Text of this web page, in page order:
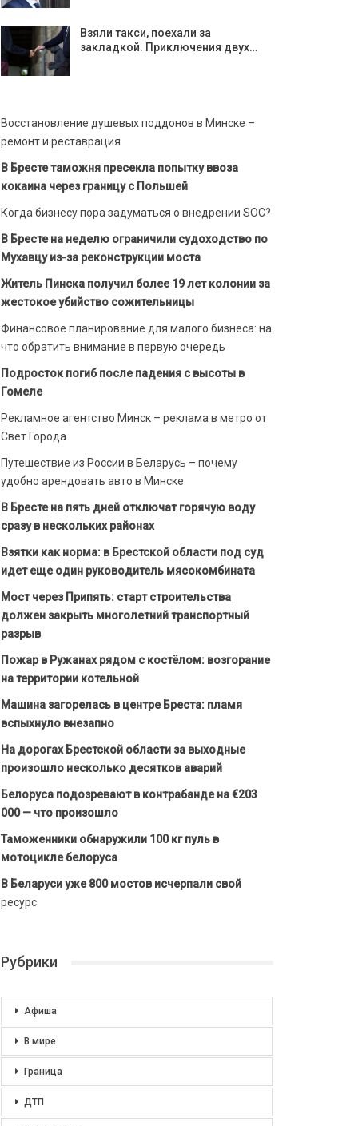
Взяли такси, поехали за
закладкой. Приключения двух…
Восстановление душевых поддонов в Минске –
ремонт и реставрация
В Бресте таможня пресекла попытку ввоза
кокаина через границу с Польшей
Когда бизнесу пора задуматься о внедрении SOC?
В Бресте на неделю ограничили судоходство по
Мухавцу из-за реконструкции моста
Житель Пинска получил более 19 лет колонии за
жестокое убийство сожительницы
Финансовое планирование для малого бизнеса: на
что обратить внимание в первую очередь
Подросток погиб после падения с высоты в
Гомеле
Рекламное агентство Минск – реклама в метро от
Свет Города
Путешествие из России в Беларусь – почему
удобно арендовать авто в Минске
В Бресте на пять дней отключат горячую воду
сразу в нескольких районах
Взятки как норма: в Брестской области под суд
идет еще один руководитель мясокомбината
Мост через Припять: старт строительства
должен закрыть многолетний транспортный
разрыв
Пожар в Ружанах рядом с костёлом: возгорание
на территории котельной
Машина загорелась в центре Бреста: пламя
вспыхнуло внезапно
На дорогах Брестской области за выходные
произошло несколько десятков аварий
Белоруса подозревают в контрабанде на €203
000 — что произошло
Таможенники обнаружили 100 кг пуль в
мотоцикле белоруса
В Беларуси уже 800 мостов исчерпали свой
ресурс
Рубрики
Афиша
В мире
Граница
ДТП